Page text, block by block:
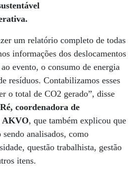
um relatório completo de todas
informações dos deslocamentos
evento, o consumo de energia
resíduos. Contabilizamos esses
o total de CO2 gerado”, disse
coordenadora de
AKVO, que também explicou que
analisados, como
questão trabalhista, gestão
itens.